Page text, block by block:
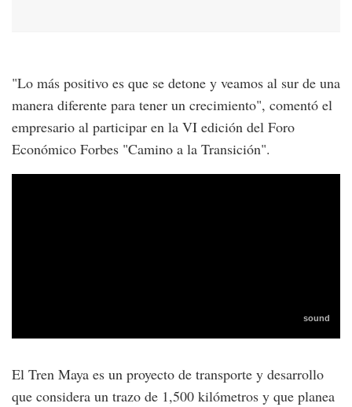
"Lo más positivo es que se detone y veamos al sur de una
manera diferente para tener un crecimiento", comentó el
empresario al participar en la VI edición del Foro
Económico Forbes "Camino a la Transición".
El Tren Maya es un proyecto de transporte y desarrollo
que considera un trazo de 1,500 kilómetros y que planea